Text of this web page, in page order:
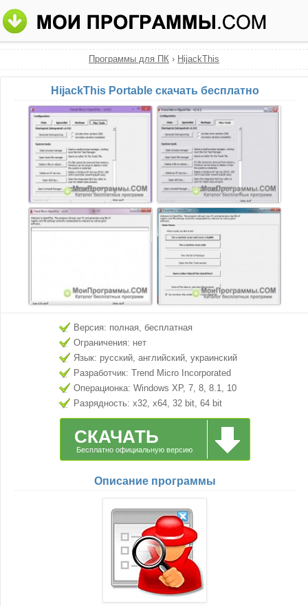
Программы для ПК › HijackThis
HijackThis Portable скачать бесплатно
Версия: полная, бесплатная
Ограничения: нет
Язык: русский, английский, украинский
Разработчик: Trend Micro Incorporated
Операционка: Windows XP, 7, 8, 8.1, 10
Разрядность: x32, x64, 32 bit, 64 bit
СКАЧАТЬ
Бесплатно официальную версию
Описание программы